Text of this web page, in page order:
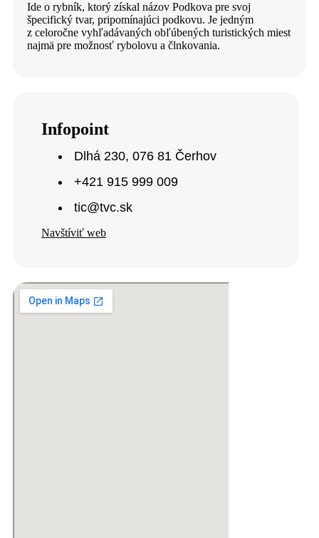
Ide o rybník, ktorý získal názov Podkova pre svoj
špecifický tvar, pripomínajúci podkovu. Je jedným
z celoročne vyhľadávaných obľúbených turistických miest
najmä pre možnosť rybolovu a člnkovania.
Infopoint
Dlhá 230, 076 81 Čerhov
+421 915 999 009
tic@tvc.sk
Navštíviť web